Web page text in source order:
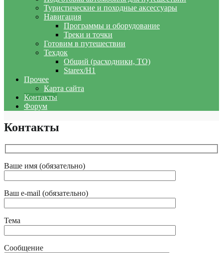
Туристические и походные аксессуары
Навигация
Программы и оборудование
Треки и точки
Готовим в путешествии
Техдок
Общий (расходники, ТО)
Starex/H1
Прочее
Карта сайта
Контакты
Форум
Контакты
Ваше имя (обязательно)
Ваш e-mail (обязательно)
Тема
Сообщение